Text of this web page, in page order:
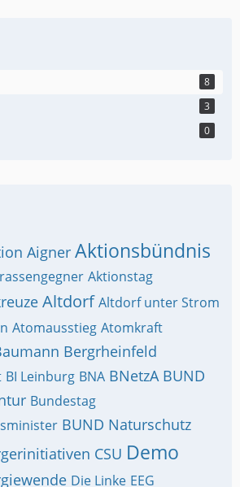
8
3
0
Aigner Aktionsbündnis
Aktionstag
Altdorf Altdorf unter Strom
Atomausstieg Atomkraft
Bergrheinfeld
BI Leinburg BNA BNetzA BUND
Bundestag
BUND Naturschutz
CSU Demo
Die Linke EEG